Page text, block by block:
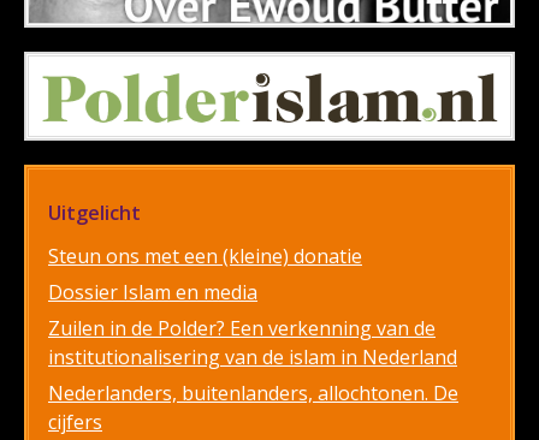
Uitgelicht
Steun ons met een (kleine) donatie
Dossier Islam en media
Zuilen in de Polder? Een verkenning van de
institutionalisering van de islam in Nederland
Nederlanders, buitenlanders, allochtonen. De
cijfers